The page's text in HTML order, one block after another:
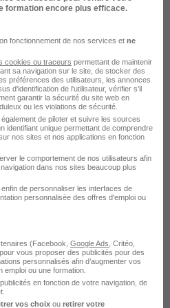
il y a 18 jours
offres pour cette
mon alerte
alerte", vous acceptez les
connaissance de la
données du site
formation encore plus efficace.
fonctionnement de nos services et ne
cookies ou traceurs permettant de maintenir
sa navigation sur le site, de stocker des
préférences des utilisateurs, les annonces
d'identification de l'utilisateur, vérifier s'il
garantir la sécurité du site web en
ou les violations de sécurité.
de piloter et suivre les sources
identifiant unique permettant de comprendre
nos sites et nos applications en fonction
le comportement de nos utilisateurs afin
dans nos sites beaucoup plus
de personnaliser les interfaces de
personnalisée des offres d'emploi ou
(Facebook, Google Ads , Critéo,
vous proposer des publicités pour des
personnalisés afin d’augmenter vos
ou une formation.
en fonction de votre navigation, de
vos choix ou retirer votre